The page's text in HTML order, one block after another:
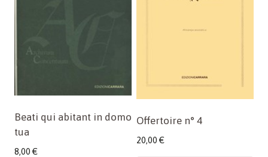
Beati qui abitant in domo
tua
8,00 €
Offertoire n° 4
20,00 €